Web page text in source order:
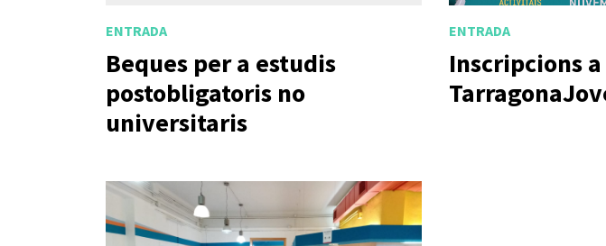
ENTRADA
Beques per a estudis
postobligatoris no
universitaris
ENTRADA
Inscripcions